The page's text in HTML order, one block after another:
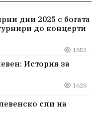
дни 2025 с богата
до концерти
1853
История за
1628
спи на